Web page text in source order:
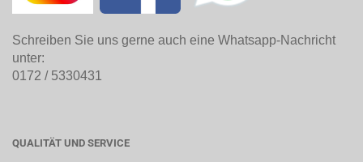
Schreiben Sie uns gerne auch eine Whatsapp-Nachricht
unter:
0172 / 5330431
QUALITÄT UND SERVICE